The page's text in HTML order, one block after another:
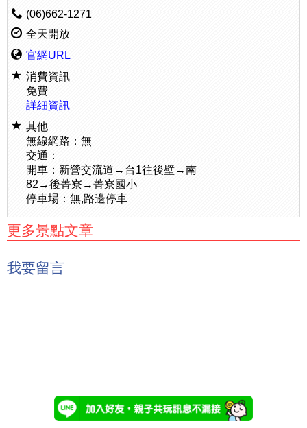
(06)662-1271
全天開放
官網URL
消費資訊
免費
詳細資訊
其他
無線網路：無
交通：
開車：新營交流道→台1往後壁→南
82→後菁寮→菁寮國小
停車場：無,路邊停車
更多景點文章
我要留言